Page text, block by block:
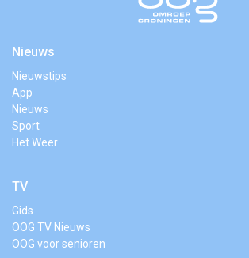
Nieuws
Nieuwstips
App
Nieuws
Sport
Het Weer
TV
Gids
OOG TV Nieuws
OOG voor senioren